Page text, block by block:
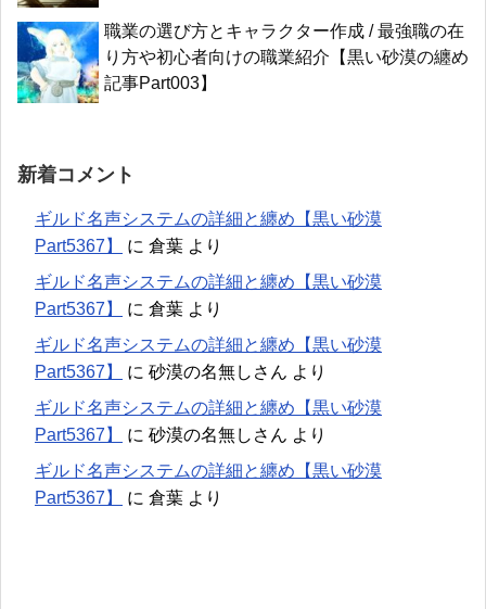
職業の選び方とキャラクター作成 / 最強職の在
り方や初心者向けの職業紹介【黒い砂漠の纏め
記事Part003】
新着コメント
ギルド名声システムの詳細と纏め【黒い砂漠
Part5367】
に 倉葉 より
ギルド名声システムの詳細と纏め【黒い砂漠
Part5367】
に 倉葉 より
ギルド名声システムの詳細と纏め【黒い砂漠
Part5367】
に 砂漠の名無しさん より
ギルド名声システムの詳細と纏め【黒い砂漠
Part5367】
に 砂漠の名無しさん より
ギルド名声システムの詳細と纏め【黒い砂漠
Part5367】
に 倉葉 より